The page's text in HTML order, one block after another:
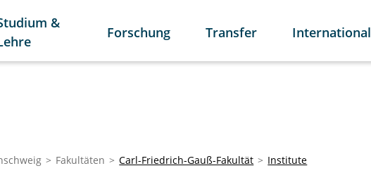
&
Forschung Transfer International
Fakultäten Carl-Friedrich-Gauß-Fakultät Institute